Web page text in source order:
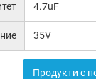
4.7uF
35V
Продукти с